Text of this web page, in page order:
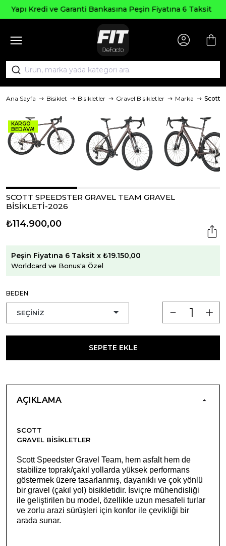
AGUSTOS200
Ana Sayfa Bisiklet Bisikletler Gravel Bisikletler Marka Scott
KARGO
BEDAVA!
SCOTT SPEEDSTER GRAVEL TEAM GRAVEL
BİSİKLETİ-2026
₺114.900,00
Peşin Fiyatına 6 Taksit x ₺19.150,00
Worldcard ve Bonus'a Özel
BEDEN
SEPETE EKLE
AÇIKLAMA
SCOTT
GRAVEL BISIKLETLER
Scott Speedster Gravel Team, hem asfalt hem de
stabilize toprak/çakıl yollarda yüksek performans
göstermek üzere tasarlanmış, dayanıklı ve çok yönlü
bir gravel (çakıl yol) bisikletidir. İsviçre mühendisliği
ile geliştirilen bu model, özellikle uzun mesafeli turlar
ve zorlu arazi sürüşleri için konfor ile çevikliği bir
arada sunar.